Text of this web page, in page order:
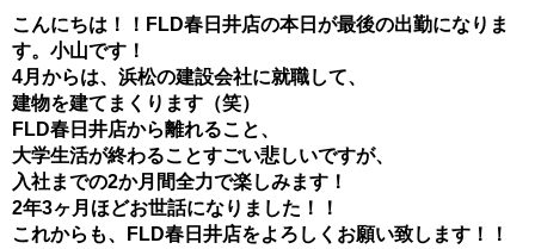
こんにちは！！FLD春日井店の本日が最後の出勤になりま
す。 小山です！
4月からは、浜松の建設会社に就職して、
建物を建てまくります（笑）
FLD春日井店から離れること、
大学生活が終わることすごい悲しいですが、
入社までの2か月間全力で楽しみます！
2年3ヶ月ほどお世話になりました！！
これからも、FLD春日井店をよろしくお願い致します！！